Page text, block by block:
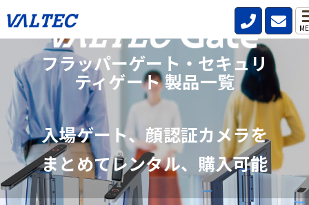
フラッパーゲート・セキュリ
ティゲート 製品一覧
入場ゲート、顔認証カメラを
まとめてレンタル、購入可能